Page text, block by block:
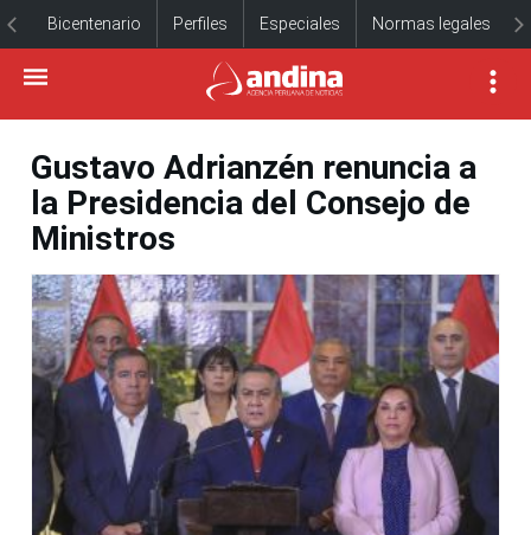
Bicentenario Perfiles Especiales Normas legales
Gustavo Adrianzén renuncia a
la Presidencia del Consejo de
Ministros